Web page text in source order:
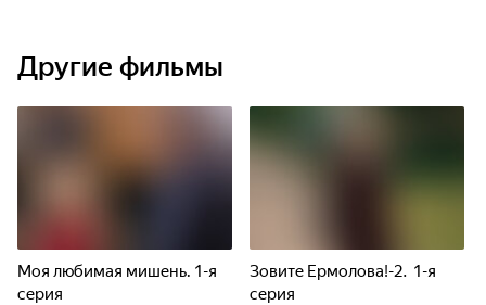
Другие фильмы
Моя любимая мишень. 1-я
серия
Зовите Ермолова!-2. 1-я
серия